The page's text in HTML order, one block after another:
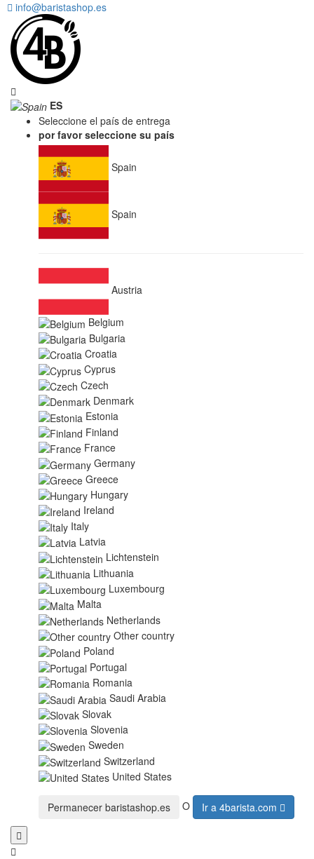
info@baristashop.es
ES
Seleccione el país de entrega
por favor seleccione su país
Spain
Spain
Austria
Belgium
Bulgaria
Croatia
Cyprus
Czech
Denmark
Estonia
Finland
France
Germany
Greece
Hungary
Ireland
Italy
Latvia
Lichtenstein
Lithuania
Luxembourg
Malta
Netherlands
Other country
Poland
Portugal
Romania
Saudi Arabia
Slovak
Slovenia
Sweden
Switzerland
United States
Permanecer baristashop.es O Ir a 4barista.com